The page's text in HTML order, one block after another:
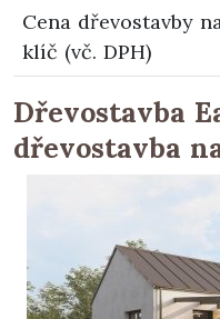
Cena dřevostavby
klíč (vč. DPH)
Dřevostavba
dřevostavba